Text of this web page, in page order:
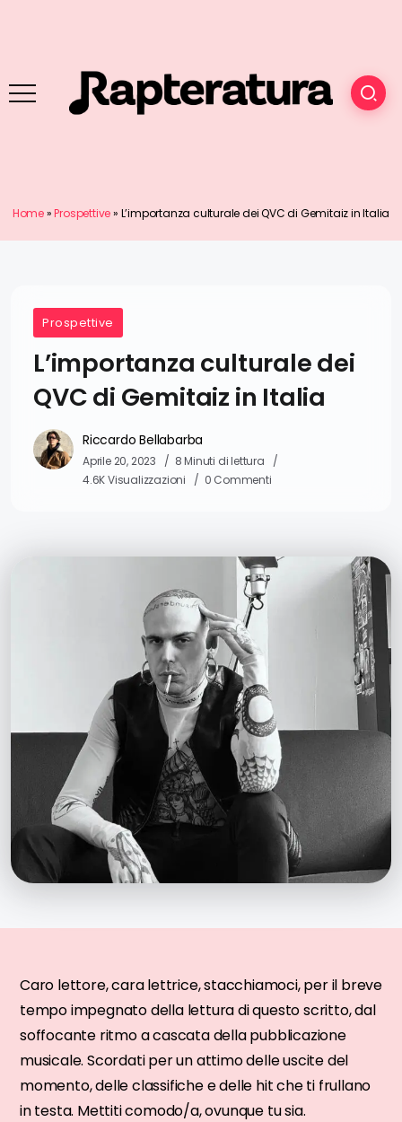
Home»Prospettive» L’importanza culturale dei QVC di Gemitaiz in Italia
Prospettive
L’importanza culturale dei
QVC di Gemitaiz in Italia
Riccardo Bellabarba
Aprile 20, 2023
8 Minuti di lettura
4.6K Visualizzazioni
0 Commenti
Caro lettore, cara lettrice, stacchiamoci, per il breve
tempo impegnato della lettura di questo scritto, dal
soffocante ritmo a cascata della pubblicazione
musicale. Scordati per un attimo delle uscite del
momento, delle classifiche e delle hit che ti frullano
in testa. Mettiti comodo/a, ovunque tu sia.